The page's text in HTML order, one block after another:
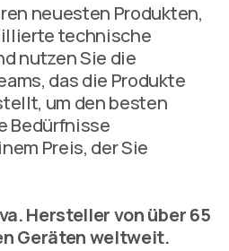
neuesten Produkten,
technische
nutzen Sie die
das die Produkte
um den besten
Bedürfnisse
Preis, der Sie
Hersteller von über 65
Geräten weltweit.